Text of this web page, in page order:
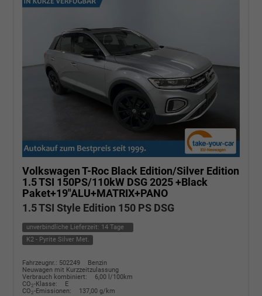
Volkswagen T-Roc Black Edition/Silver Edition
1.5 TSI 150PS/110kW DSG 2025 +Black
Paket+19"ALU+MATRIX+PANO
1.5 TSI Style Edition 150 PS DSG
unverbindliche Lieferzeit: 14 Tage
K2 - Pyrite Silver Met.
Fahrzeugnr.: 502249
Benzin
Neuwagen mit Kurzzeitzulassung
Verbrauch kombiniert:
6,00 l/100km
CO2-Klasse:
E
CO2-Emissionen: 137,00 g/km